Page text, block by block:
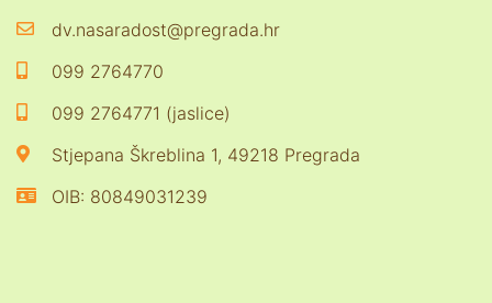
dv.nasaradost@pregrada.hr
099 2764770
099 2764771 (jaslice)
Stjepana Škreblina 1, 49218 Pregrada
OIB: 80849031239